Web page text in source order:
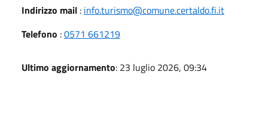
Indirizzo mail : info.turismo@comune.certaldo.fi.it
Telefono :0571 661219
Ultimo aggiornamento: 23 luglio 2026, 09:34